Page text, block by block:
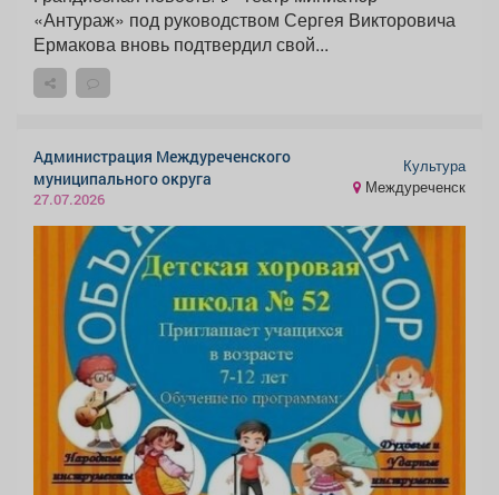
«Антураж» под руководством Сергея Викторовича
Ермакова вновь подтвердил свой...
Администрация Междуреченского
муниципального округа
27.07.2026
Культура
Междуреченск